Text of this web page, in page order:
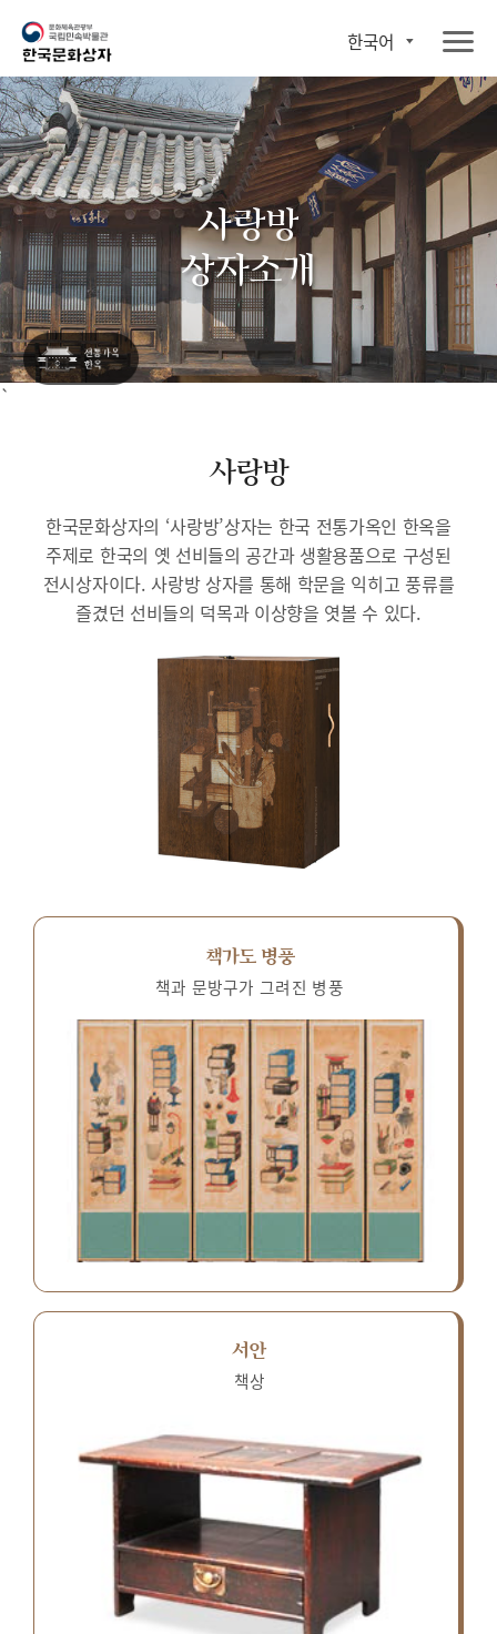
한국어
`
사랑방
상자소개
사랑방
한국문화상자의 ‘사랑방’상자는 한국 전통가옥인 한옥을
주제로 한국의 옛 선비들의 공간과 생활용품으로 구성된
전시상자이다. 사랑방 상자를 통해 학문을 익히고 풍류를
즐겼던 선비들의 덕목과 이상향을 엿볼 수 있다.
책가도 병풍
책과 문방구가 그려진 병풍
서안
책상